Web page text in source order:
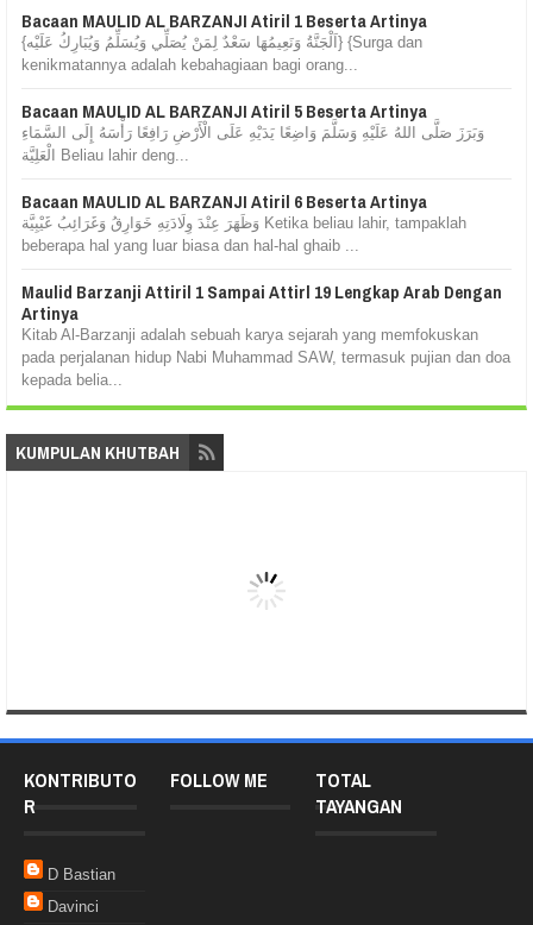
Bacaan MAULID AL BARZANJI Atiril 1 Beserta Artinya
{اَلْجَنَّةُ وَنَعِيمُهَا سَعْدٌ لِمَنْ يُصَلِّي وَيُسَلِّمُ وَيُبَارِكُ عَلَيْه} {Surga dan
kenikmatannya adalah kebahagiaan bagi orang...
Bacaan MAULID AL BARZANJI Atiril 5 Beserta Artinya
وَبَرَزَ صَلَّى اللهُ عَلَيْهِ وَسَلَّمَ وَاضِعًا يَدَيْهِ عَلَى الْأَرْضِ رَافِعًا رَأْسَهُ إِلَى السَّمَاءِ
الْعَلِيَّة Beliau lahir deng...
Bacaan MAULID AL BARZANJI Atiril 6 Beserta Artinya
وَظَهَرَ عِنْدَ وِلَادَتِهِ خَوَارِقُ وَغَرَائِبُ غَيْبِيَّة Ketika beliau lahir, tampaklah
beberapa hal yang luar biasa dan hal-hal ghaib ...
Maulid Barzanji Attiril 1 Sampai Attirl 19 Lengkap Arab Dengan
Artinya
Kitab Al-Barzanji adalah sebuah karya sejarah yang memfokuskan
pada perjalanan hidup Nabi Muhammad SAW, termasuk pujian dan doa
kepada belia...
KUMPULAN KHUTBAH
KONTRIBUTO
R
D Bastian
Davinci
FOLLOW ME
TOTAL
TAYANGAN